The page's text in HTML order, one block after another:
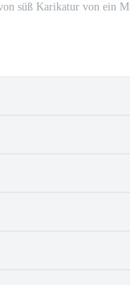
süß Karikatur von ein